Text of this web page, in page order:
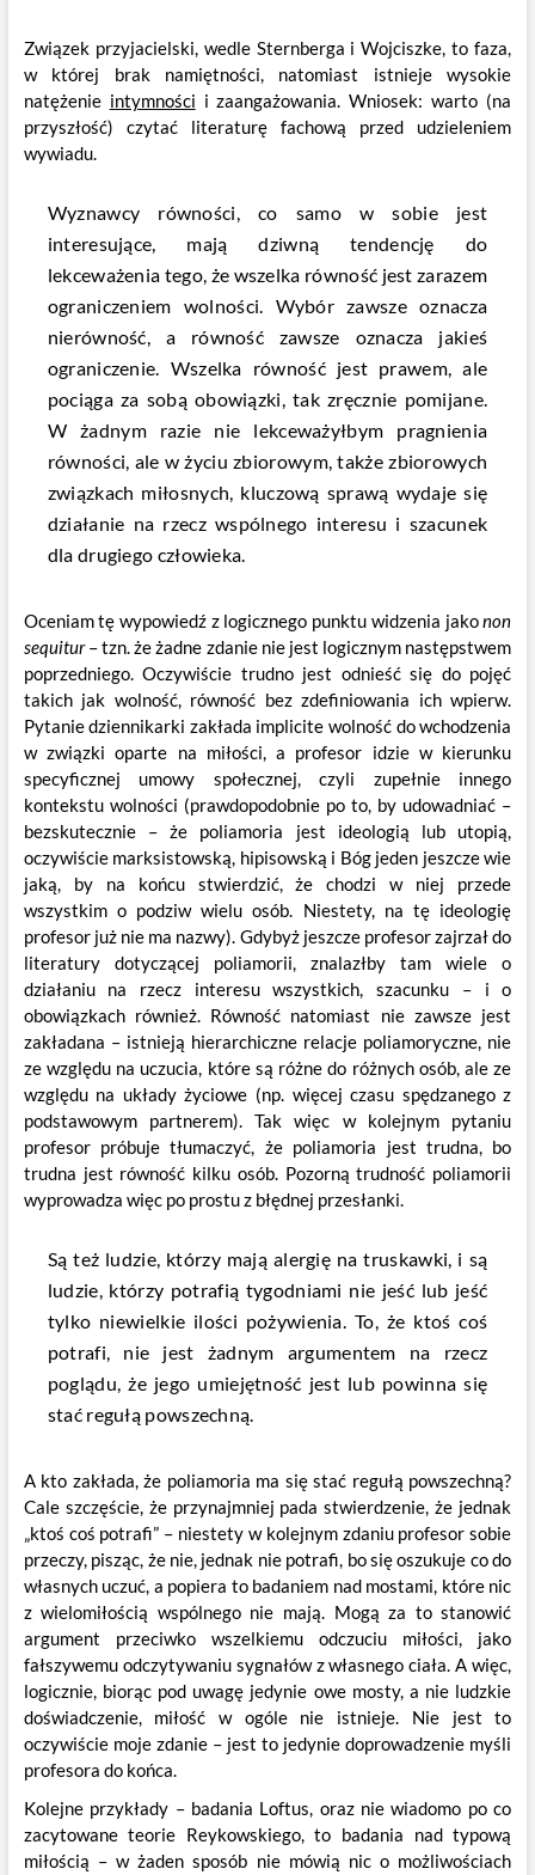
Związek przyjacielski, wedle Sternberga i Wojciszke, to faza,
w której brak namiętności, natomiast istnieje wysokie
natężenie intymności i zaangażowania. Wniosek: warto (na
przyszłość) czytać literaturę fachową przed udzieleniem
wywiadu.
Wyznawcy równości, co samo w sobie jest
interesujące, mają dziwną tendencję do
lekceważenia tego, że wszelka równość jest zarazem
ograniczeniem wolności. Wybór zawsze oznacza
nierówność, a równość zawsze oznacza jakieś
ograniczenie. Wszelka równość jest prawem, ale
pociąga za sobą obowiązki, tak zręcznie pomijane.
W żadnym razie nie lekceważyłbym pragnienia
równości, ale w życiu zbiorowym, także zbiorowych
związkach miłosnych, kluczową sprawą wydaje się
działanie na rzecz wspólnego interesu i szacunek
dla drugiego człowieka.
Oceniam tę wypowiedź z logicznego punktu widzenia jakonon
sequitur– tzn. że żadne zdanie nie jest logicznym następstwem
poprzedniego. Oczywiście trudno jest odnieść się do pojęć
takich jak wolność, równość bez zdefiniowania ich wpierw.
Pytanie dziennikarki zakłada implicite wolność do wchodzenia
w związki oparte na miłości, a profesor idzie w kierunku
specyficznej umowy społecznej, czyli zupełnie innego
kontekstu wolności (prawdopodobnie po to, by udowadniać –
bezskutecznie – że poliamoria jest ideologią lub utopią,
oczywiście marksistowską, hipisowską i Bóg jeden jeszcze wie
jaką, by na końcu stwierdzić, że chodzi w niej przede
wszystkim o podziw wielu osób. Niestety, na tę ideologię
profesor już nie ma nazwy). Gdybyż jeszcze profesor zajrzał do
literatury dotyczącej poliamorii, znalazłby tam wiele o
działaniu na rzecz interesu wszystkich, szacunku – i o
obowiązkach również. Równość natomiast nie zawsze jest
zakładana – istnieją hierarchiczne relacje poliamoryczne, nie
ze względu na uczucia, które są różne do różnych osób, ale ze
względu na układy życiowe (np. więcej czasu spędzanego z
podstawowym partnerem). Tak więc w kolejnym pytaniu
profesor próbuje tłumaczyć, że poliamoria jest trudna, bo
trudna jest równość kilku osób. Pozorną trudność poliamorii
wyprowadza więc po prostu z błędnej przesłanki.
Są też ludzie, którzy mają alergię na truskawki, i są
ludzie, którzy potrafią tygodniami nie jeść lub jeść
tylko niewielkie ilości pożywienia. To, że ktoś coś
potrafi, nie jest żadnym argumentem na rzecz
poglądu, że jego umiejętność jest lub powinna się
stać regułą powszechną.
A kto zakłada, że poliamoria ma się stać regułą powszechną?
Cale szczęście, że przynajmniej pada stwierdzenie, że jednak
„ktoś coś potrafi” – niestety w kolejnym zdaniu profesor sobie
przeczy, pisząc, że nie, jednak nie potrafi, bo się oszukuje co do
własnych uczuć, a popiera to badaniem nad mostami, które nic
z wielomiłością wspólnego nie mają. Mogą za to stanowić
argument przeciwko wszelkiemu odczuciu miłości, jako
fałszywemu odczytywaniu sygnałów z własnego ciała. A więc,
logicznie, biorąc pod uwagę jedynie owe mosty, a nie ludzkie
doświadczenie, miłość w ogóle nie istnieje. Nie jest to
oczywiście moje zdanie – jest to jedynie doprowadzenie myśli
profesora do końca.
Kolejne przykłady – badania Loftus, oraz nie wiadomo po co
zacytowane teorie Reykowskiego, to badania nad typową
miłością – w żaden sposób nie mówią nic o możliwościach